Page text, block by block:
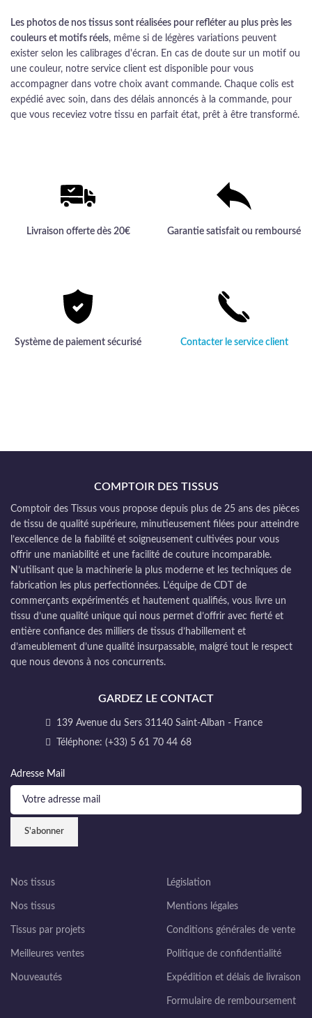
Les photos de nos tissus sont réalisées pour refléter au plus près les
couleurs et motifs réels, même si de légères variations peuvent
exister selon les calibrages d'écran. En cas de doute sur un motif ou
une couleur, notre service client est disponible pour vous
accompagner dans votre choix avant commande. Chaque colis est
expédié avec soin, dans des délais annoncés à la commande, pour
que vous receviez votre tissu en parfait état, prêt à être transformé.
Livraison offerte dès 20€ Garantie satisfait ou remboursé
Système de paiement sécurisé Contacter le service client
COMPTOIR DES TISSUS
Comptoir des Tissus vous propose depuis plus de 25 ans des pièces
de tissu de qualité supérieure, minutieusement filées pour atteindre
l’excellence de la fiabilité et soigneusement cultivées pour vous
offrir une maniabilité et une facilité de couture incomparable.
N’utilisant que la machinerie la plus moderne et les techniques de
fabrication les plus perfectionnées. L’équipe de CDT de
commerçants expérimentés et hautement qualifiés, vous livre un
tissu d’une qualité unique qui nous permet d’offrir avec fierté et
entière confiance des milliers de tissus d’habillement et
d’ameublement d’une qualité insurpassable, malgré tout le respect
que nous devons à nos concurrents.
GARDEZ LE CONTACT
139 Avenue du Sers 31140 Saint-Alban - France
Téléphone: (+33) 5 61 70 44 68
Adresse Mail
Nos tissus
Nos tissus
Tissus par projets
Meilleures ventes
Nouveautés
Législation
Mentions légales
Conditions générales de vente
Politique de confidentialité
Expédition et délais de livraison
Formulaire de remboursement